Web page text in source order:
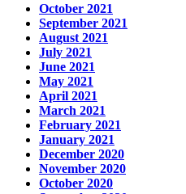
October 2021
September 2021
August 2021
July 2021
June 2021
May 2021
April 2021
March 2021
February 2021
January 2021
December 2020
November 2020
October 2020